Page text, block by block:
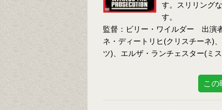
す。スリリング
す。
監督：ビリー・ワイルダー 出演
ネ・ディートリヒ(クリスチーネ)
ツ)、エルザ・ランチェスター(ミ
この